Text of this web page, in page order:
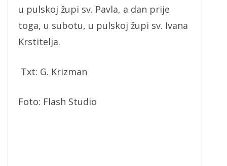
u pulskoj župi sv. Pavla, a dan prije
toga, u subotu, u pulskoj župi sv. Ivana
Krstitelja.
Txt: G. Krizman
Foto: Flash Studio